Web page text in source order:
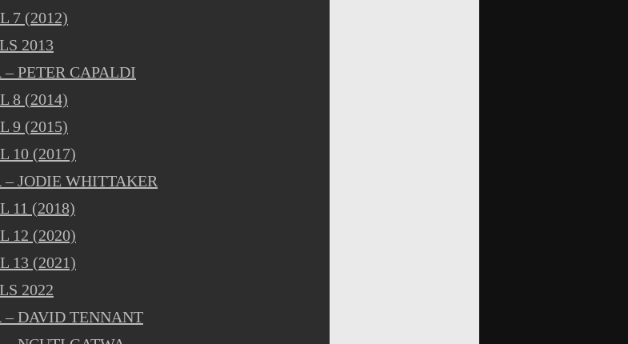
7 (2012)
2013
– PETER CAPALDI
8 (2014)
9 (2015)
10 (2017)
– JODIE WHITTAKER
11 (2018)
12 (2020)
13 (2021)
2022
– DAVID TENNANT